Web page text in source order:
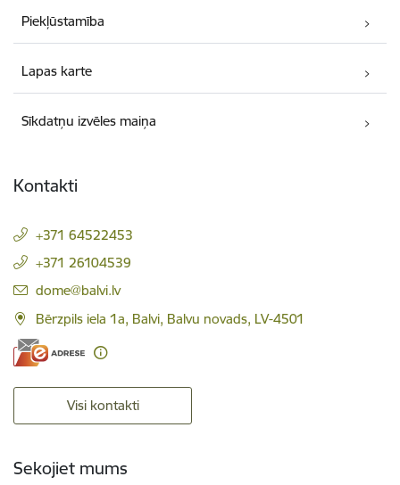
Piekļūstamība
Lapas karte
Sīkdatņu izvēles maiņa
Kontakti
+371 64522453
+371 26104539
E-pasts:
dome@balvi.lv
Bērzpils iela 1a, Balvi, Balvu novads, LV-4501
Visi kontakti
Sekojiet mums